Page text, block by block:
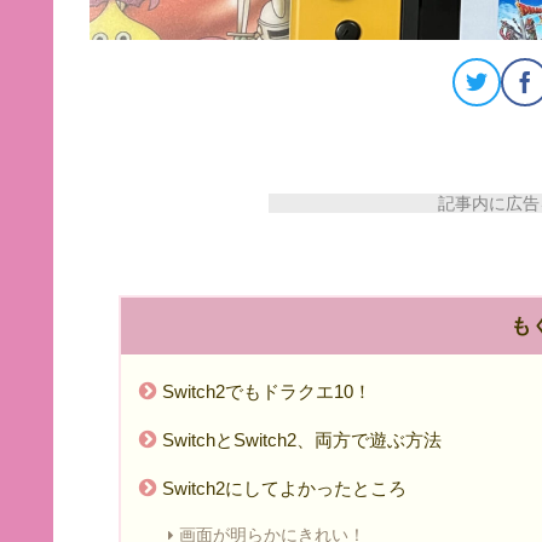
記事内に広告
も
Switch2でもドラクエ10！
SwitchとSwitch2、両方で遊ぶ方法
Switch2にしてよかったところ
画面が明らかにきれい！